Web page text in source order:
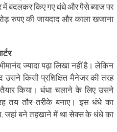
में बदलकर किए गए धंधे और पैसे ब्याज पर
रुपए की जायदाद और काला खजाना
ज्यादा पढ़ा लिखा नहीं है। लेकिन
किसी प्रशिक्षित मैनेजर की तरह
किया। धंधा चलाने के लिए उसने
तय तौर-तरीके बनाए। इस धंधे का
जहां बने तहखाने में था सेक्स के धंधे का